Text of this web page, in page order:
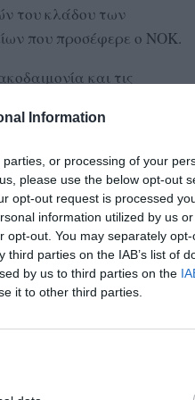
Information
or processing of your
please use the below opt-out
opt-out request is processed
information utilized by us
opt-out. You may separately
parties on the IAB’s list of
by us to third parties on the
it to other third parties.
του κλάδου των
που προσέφερε ο ΝΟΚ.
και τις
από το
ελληνικής εκκρεμότητας
μεταξύ άλλων,
τη μορφή τροπολογίας το
εκδοθεί με χρήση των
της απόφασης του
τη Διοίκηση, λόγω της
συνεχίζει